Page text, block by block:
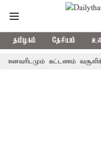
தமிழகம் தேசியம்
கட்டணம்